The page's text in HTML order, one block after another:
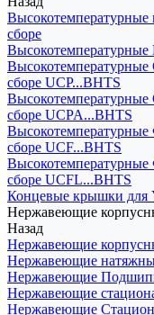
сборе
сборе UCP...BHTS
сборе UCPA...BHTS
сборе UCF...BHTS
сборе UCFL...BHTS
Концевые крышки для
Нержавеющие
Назад
Нержавеющие
Нержавеющие
Нержавеющие
Нержавеющие
Нержавеющие